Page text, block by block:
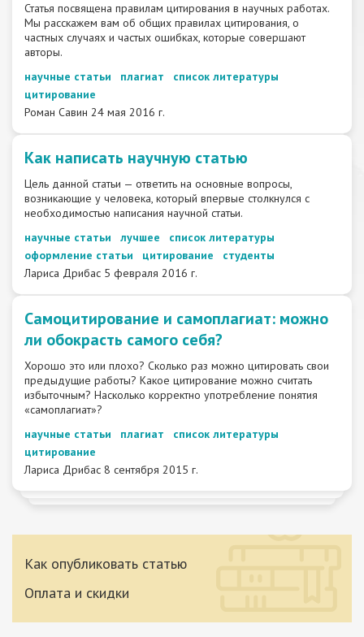
Статья посвящена правилам цитирования в научных работах.
Мы расскажем вам об общих правилах цитирования, о
частных случаях и частых ошибках, которые совершают
авторы.
научные статьи
плагиат
список литературы
цитирование
Роман Савин 24 мая 2016 г.
Как написать научную статью
Цель данной статьи — ответить на основные вопросы,
возникающие у человека, который впервые столкнулся с
необходимостью написания научной статьи.
научные статьи
лучшее
список литературы
оформление статьи
цитирование
студенты
Лариса Дрибас 5 февраля 2016 г.
Самоцитирование и самоплагиат: можно
ли обокрасть самого себя?
Хорошо это или плохо? Сколько раз можно цитировать свои
предыдущие работы? Какое цитирование можно считать
избыточным? Насколько корректно употребление понятия
«самоплагиат»?
научные статьи
плагиат
список литературы
цитирование
Лариса Дрибас 8 сентября 2015 г.
Как опубликовать статью
Оплата и скидки